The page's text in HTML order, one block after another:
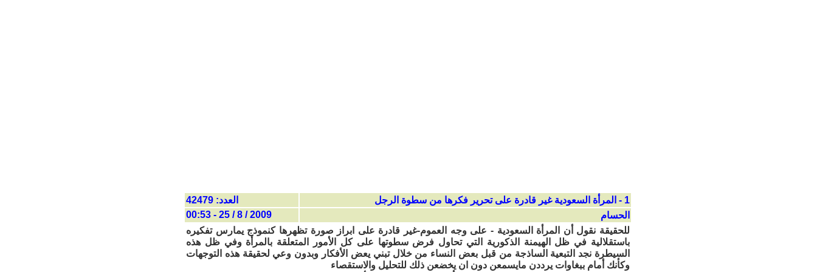
1 - المرأة السعودية غير قادرة على تحرير فكرها من سطوة الرجل
العدد: 42479
الحسام
2009 / 8 / 25 - 00:53
للحقيقة نقول أن المرأة السعودية - على وجه العموم-غير قادرة على ابراز صورة تظهرها كنموذج يمارس تفكيره
باستقلالية في ظل الهيمنة الذكورية التي تحاول فرض سطوتها على كل الأمور المتعلقة بالمرأة وفي ظل هذه
السيطرة نجد التبعية الساذجة من قبل بعض النساء من خلال تبني يعض الأفكار وبدون وعي لحقيقة هذه التوجهات
وكأنك أمام ببغاوات يرددن مايسمعن دون ان يخضعن ذلك للتحليل والاستقصاء